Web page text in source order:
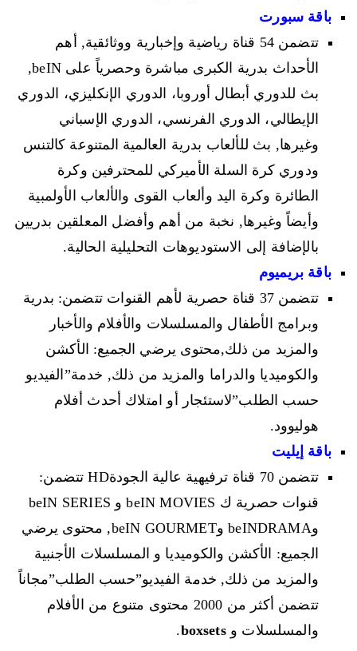
باقة سبورت
تتضمن 54 قناة رياضية وإخبارية ووثائقية, أهم
الأحداث بدرية الكبرى مباشرة وحصرياً على beIN,
بث للدوري أبطال أوروبا، الدوري الإنكليزي، الدوري
الإيطالي، الدوري الفرنسي، الدوري الإسباني
وغيرها, بث للألعاب بدرية العالمية المتنوعة كالتنس
ودوري كرة السلة الأميركي للمحترفين وكرة
الطائرة وكرة اليد وألعاب القوى والألعاب الأولمبية
وأيضاً وغيرها, نخبة من أهم وأفضل المعلقين بدريين
بالإضافة إلى الاستوديوهات التحليلية الحالية.
باقة بريميوم
تتضمن 37 قناة حصرية لأهم القنوات تتضمن: بدرية
وبرامج الأطفال والمسلسلات والأفلام والأخبار
والمزيد من ذلك,محتوى يرضي الجميع: الأكشن
والكوميديا والدراما والمزيد من ذلك, خدمة”الفيديو
حسب الطلب”لاستئجار أو امتلاك أحدث أفلام
هوليوود.
باقة إيليت
تتضمن 70 قناة ترفيهية عالية الجودةHD تتضمن:
قنوات حصرية ك beIN MOVIES و beIN SERIES
وbeINDRAMA وbeIN GOURMET, محتوى يرضي
الجميع: الأكشن والكوميديا و المسلسلات الأجنبية
والمزيد من ذلك, خدمة الفيديو”حسب الطلب”مجاناً
تتضمن أكثر من 2000 محتوى متنوع من الأفلام
والمسلسلات وboxsets
.